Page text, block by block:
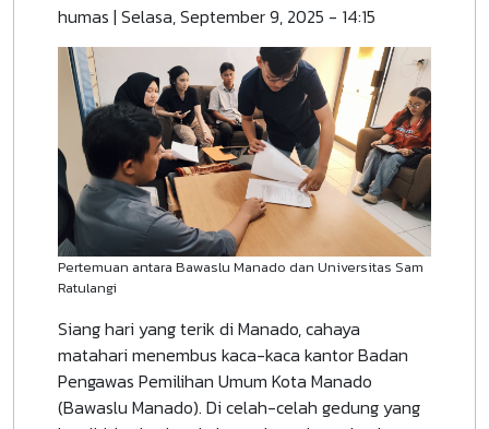
humas | Selasa, September 9, 2025 - 14:15
Pertemuan antara Bawaslu Manado dan Universitas Sam
Ratulangi
Siang hari yang terik di Manado, cahaya
matahari menembus kaca-kaca kantor Badan
Pengawas Pemilihan Umum Kota Manado
(Bawaslu Manado). Di celah-celah gedung yang